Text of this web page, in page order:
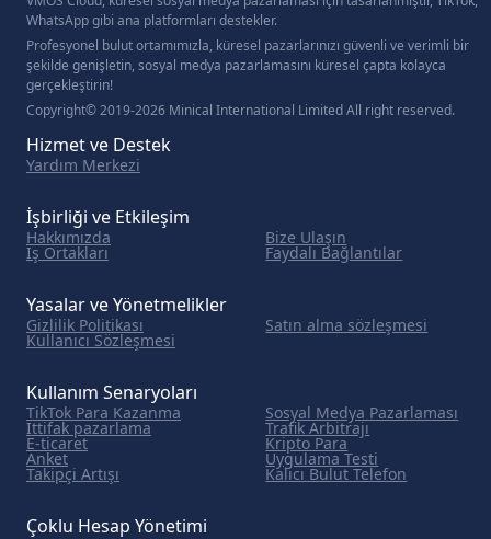
WhatsApp gibi ana platformları destekler.
Profesyonel bulut ortamımızla, küresel pazarlarınızı güvenli ve verimli bir
şekilde genişletin, sosyal medya pazarlamasını küresel çapta kolayca
gerçekleştirin!
Copyright© 2019-2026 Minical International Limited All right reserved.
Hizmet ve Destek
Yardım Merkezi
İşbirliği ve Etkileşim
Hakkımızda Bize Ulaşın
İş Ortakları Faydalı Bağlantılar
Yasalar ve Yönetmelikler
Gizlilik Politikası Satın alma sözleşmesi
Kullanıcı Sözleşmesi
Kullanım Senaryoları
TikTok Para Kazanma Sosyal Medya Pazarlaması
İttifak pazarlama Trafik Arbitrajı
E-ticaret Kripto Para
Anket Uygulama Testi
Takipçi Artışı Kalıcı Bulut Telefon
Çoklu Hesap Yönetimi